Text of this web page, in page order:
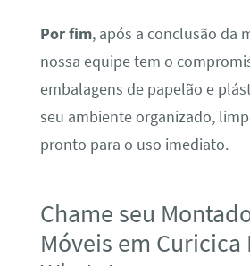
Por fim, após a conclusão da
nossa equipe tem o
embalagens de papelão e
seu ambiente organizado,
pronto para o uso imediato.
Chame seu
Móveis em Curicica